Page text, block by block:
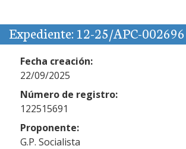
Expediente: 12-25/APC-002696
Fecha creación:
22/09/2025
Número de registro:
122515691
Proponente:
G.P. Socialista